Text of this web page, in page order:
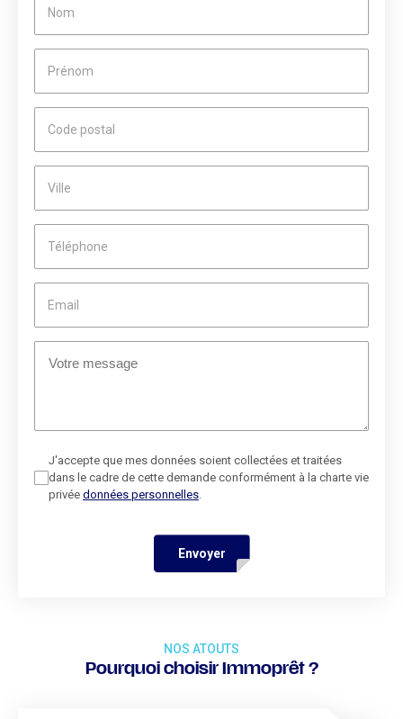
Nom
Prénom
Code postal
Ville
Téléphone
Email
J'accepte que mes données soient collectées et traitées
dans le cadre de cette demande conformément à la charte vie
privée données personnelles.
Envoyer
NOS ATOUTS
Pourquoi choisir Immoprêt ?